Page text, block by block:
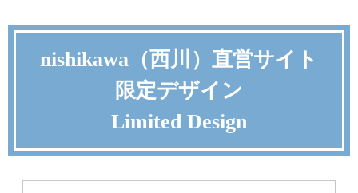
nishikawa（西川）直営サイト
限定デザイン
Limited Design